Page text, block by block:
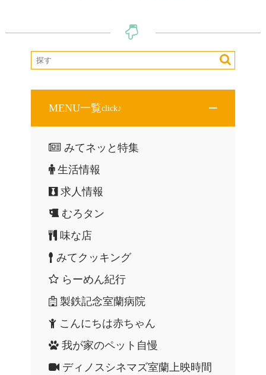
MENU一覧click♪
みてネッと特集
生活情報
求人情報
むろタン
味な店
みてクッキング
らーめん紀行
製鉄記念室蘭病院
こんにちは赤ちゃん
我が家のペット自慢
ディノスシネマズ室蘭上映時間